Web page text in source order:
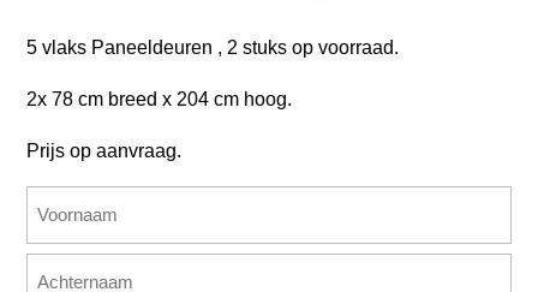
5 vlaks Paneeldeuren , 2 stuks op voorraad.
2x 78 cm breed x 204 cm hoog.
Prijs op aanvraag.